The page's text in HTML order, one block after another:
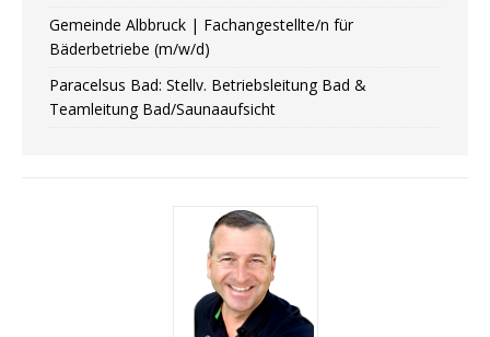
Gemeinde Albbruck | Fachangestellte/n für
Bäderbetriebe (m/w/d)
Paracelsus Bad: Stellv. Betriebsleitung Bad &
Teamleitung Bad/Saunaaufsicht